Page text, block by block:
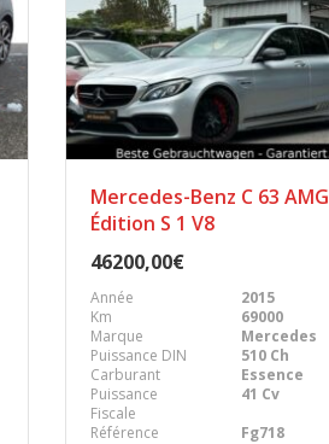
Mercedes-Benz C 63 AMG
Édition S 1 V8
46200,00€
Année
2015
Km
69000
Marque
Mercedes
Puissance DIN
510 Ch
Carburant
Essence
Puissance
Fiscale
41 Cv
Référence
Fg718